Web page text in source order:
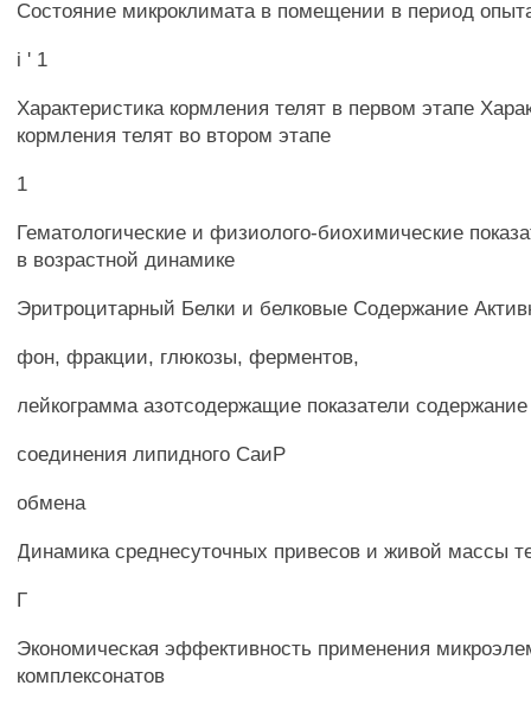
Состояние микроклимата в помещении в период
i ' 1
Характеристика кормления телят в первом этапе
кормления телят во втором этапе
1
Гематологические и физиолого-биохимические
в возрастной динамике
Эритроцитарный Белки и белковые Содержание
фон, фракции, глюкозы, ферментов,
лейкограмма азотсодержащие показатели содержание
соединения липидного СаиР
обмена
Динамика среднесуточных привесов и живой массы
Г
Экономическая эффективность применения
комплексонатов